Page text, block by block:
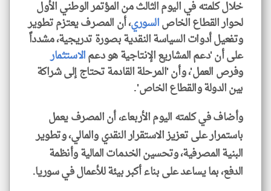
خلال كلمته في اليوم الثالث من المؤتمر الوطني الأول
لحوار القطاع الخاصالسوري، أن المصرف يعتزم تطوير
وتفعيل أدوات السياسة النقدية بصورة تدريجية، مشدداً
على أن 'دعم المشاريع الإنتاجية هو دعمالاستثمار
وفرص العمل'، وأن 'المرحلة القادمة تحتاج إلى شراكة
بين الدولة والقطاع الخاص'.
وأضاف في كلمته اليوم الأربعاء، أن المصرف يعمل
باستمرار على تعزيز الاستقرار النقدي والمالي، وتطوير
البنية المصرفية، وتحسين الخدمات المالية وأنظمة
الدفع، بما يساعد على بناء أكبر بيئة للأعمال في سوريا.
klyoum.com